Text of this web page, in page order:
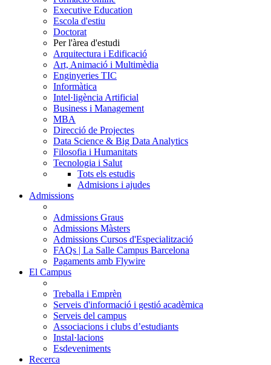
Executive Education
Escola d'estiu
Doctorat
Per l'àrea d'estudi
Arquitectura i Edificació
Art, Animació i Multimèdia
Enginyeries TIC
Informàtica
Intel·ligència Artificial
Business i Management
MBA
Direcció de Projectes
Data Science & Big Data Analytics
Filosofia i Humanitats
Tecnologia i Salut
Tots els estudis
Admisions i ajudes
Admissions
Admissions Graus
Admissions Màsters
Admissions Cursos d'Especialització
FAQs | La Salle Campus Barcelona
Pagaments amb Flywire
El Campus
Treballa i Emprèn
Serveis d'informació i gestió acadèmica
Serveis del campus
Associacions i clubs d’estudiants
Instal·lacions
Esdeveniments
Recerca